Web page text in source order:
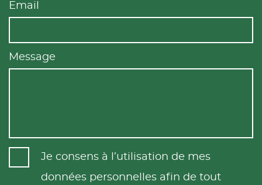
Email
Message
Je consens à l’utilisation de mes
données personnelles afin de tout